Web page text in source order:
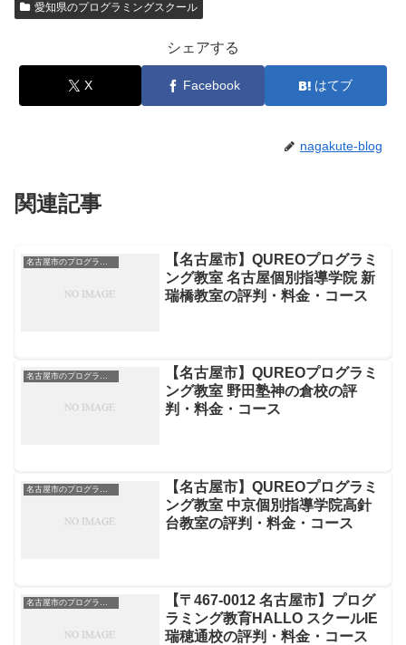
愛知県のプログラミングスクール
シェアする
X Facebook はてブ
nagakute-blog
関連記事
名古屋市のプログラミングスクール
【名古屋市】QUREOプログラミ
ング教室 名古屋個別指導学院 新
瑞橋教室の評判・料金・コース
【名古屋市】QUREOプログラミ
ング教室 野田塾神の倉校の評
判・料金・コース
【名古屋市】QUREOプログラミ
ング教室 中京個別指導学院高針
台教室の評判・料金・コース
名古屋市のプログラミングスクール
【〒467-0012 名古屋市】プログ
ラミング教育HALLO スクールIE
瑞穂通校の評判・料金・コース